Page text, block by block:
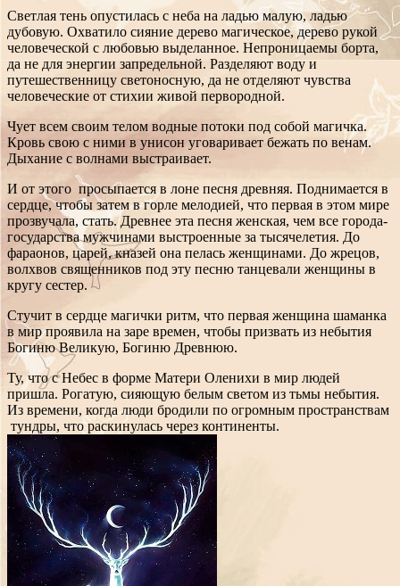
Светлая тень опустилась с неба на ладью малую, ладью
дубовую. Охватило сияние дерево магическое, дерево рукой
человеческой с любовью выделанное. Непроницаемы борта,
да не для энергии запредельной. Разделяют воду и
путешественницу светоносную, да не отделяют чувства
человеческие от стихии живой первородной.
Чует всем своим телом водные потоки под собой магичка.
Кровь свою с ними в унисон уговаривает бежать по венам.
Дыхание с волнами выстраивает.
И от этого просыпается в лоне песня древняя. Поднимается в
сердце, чтобы затем в горле мелодией, что первая в этом мире
прозвучала, стать. Древнее эта песня женская, чем все города-
государства мужчинами выстроенные за тысячелетия. До
фараонов, царей, кназей она пелась женщинами. До жрецов,
волхвов священников под эту песню танцевали женщины в
кругу сестер.
Стучит в сердце магички ритм, что первая женщина шаманка
в мир проявила на заре времен, чтобы призвать из небытия
Богиню Великую, Богиню Древнюю.
Ту, что с Небес в форме Матери Оленихи в мир людей
пришла. Рогатую, сияющую белым светом из тьмы небытия.
Из времени, когда люди бродили по огромным пространствам
тундры, что раскинулась через континенты.